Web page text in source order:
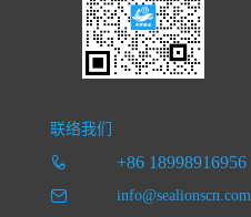
联络我们
+86 18998916956
info@sealionscn.com